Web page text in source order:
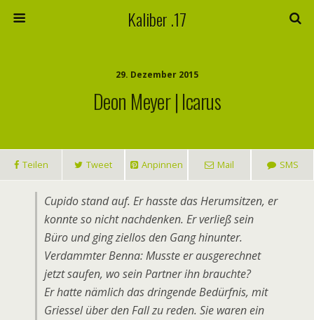
Kaliber .17
29. Dezember 2015
Deon Meyer | Icarus
Teilen Tweet Anpinnen Mail SMS
Cupido stand auf. Er hasste das Herumsitzen, er
konnte so nicht nachdenken. Er verließ sein
Büro und ging ziellos den Gang hinunter.
Verdammter Benna: Musste er ausgerechnet
jetzt saufen, wo sein Partner ihn brauchte?
Er hatte nämlich das dringende Bedürfnis, mit
Griessel über den Fall zu reden. Sie waren ein